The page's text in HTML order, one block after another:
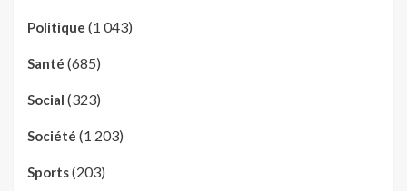
Politique (1 043)
Santé (685)
Social (323)
Société (1 203)
Sports(203)